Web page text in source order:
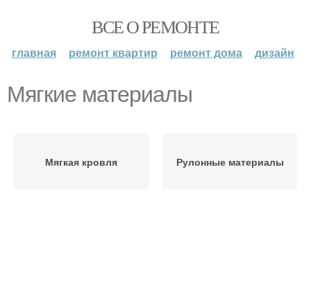
ВСЕ О РЕМОНТЕ
главная ремонт квартир ремонт дома дизайн
Мягкие материалы
Мягкая кровля Рулонные материалы